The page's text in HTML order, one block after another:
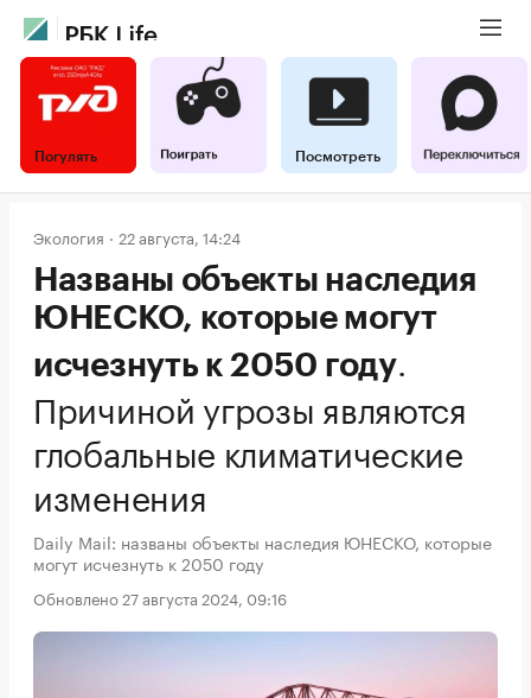
Погулять Посмотреть
Экология 22 августа, 14:24
Названы объекты наследия
ЮНЕСКО, которые могут
исчезнуть к 2050 году.
Причиной угрозы являются
глобальные климатические
изменения
Daily Mail: названы объекты наследия ЮНЕСКО, которые
могут исчезнуть к 2050 году
Обновлено 27 августа 2024, 09:16